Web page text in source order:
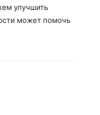
улучшить
может помочь